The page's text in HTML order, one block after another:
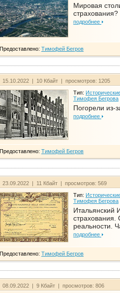
Мировая
страхования?
подробнее
Предоставлено: Тимофей Бегров
15.10.2022 | 10 Кбайт | просмотров: 1205
Тип:
Тимофея Бегрова
Погорели из-
подробнее
Предоставлено: Тимофей Бегров
23.09.2022 | 11 Кбайт | просмотров: 569
Тип:
Тимофея Бегрова
Итальянский
страхования.
реальности.
подробнее
Предоставлено: Тимофей Бегров
08.09.2022 | 9 Кбайт | просмотров: 806